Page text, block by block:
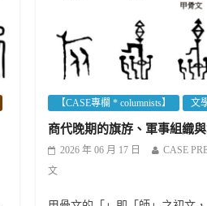
【CASE專欄 * columnists】 文
商代晚期的旗斿、軍事組織與
2026 年 06 月 17 日 CASE
文